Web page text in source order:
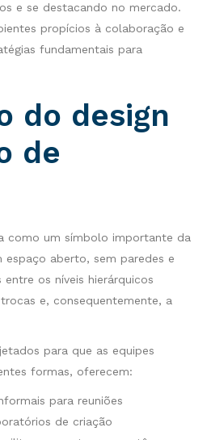
e se destacando no mercado.
propícios à colaboração e
fundamentais para
do design
de
como um símbolo importante da
espaço aberto, sem paredes e
os níveis hierárquicos
e, consequentemente, a
para que as equipes
formas, oferecem:
para reuniões
de criação